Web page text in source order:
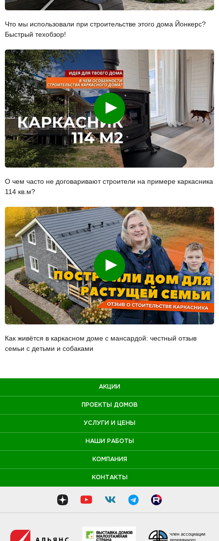
Что мы использовали при строительстве этого дома Йонкерс?
Быстрый техобзор!
Смотреть
О чем часто не договаривают строители на примере каркасника
114 кв.м?
Смотреть
Как живётся в каркасном доме с мансардой: честный отзыв
семьи с детьми и собаками
АКЦИИ
ПРОЕКТЫ ДОМОВ
УСЛУГИ И ЦЕНЫ
НАШИ РАБОТЫ
КОМПАНИЯ
КОНТАКТЫ
член ассоциации
деревянного